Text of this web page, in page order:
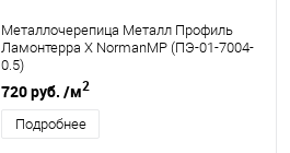
Металлочерепица Металл Профиль
Ламонтерра X NormanMP (ПЭ-01-7004-
0.5)
720 руб. /м2
Подробнее